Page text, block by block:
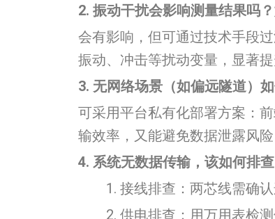
2. 振动干扰会影响测量结果吗
会有影响，但可通过技术手段
振动、冲击等扰动变量，显著
3. 无网络场景（如偏远隧道）
可采用平台私有化部署方案：
输效率，又能避免数据泄露风
4. 系统无数据传输，该如何排查
接线排查：两芯线需确
供电排查：用万用表检